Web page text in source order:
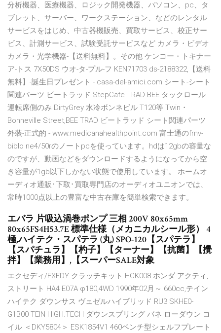
分析機器、医療機器、ロジック開発機器、パソコン、pc、タ
ブレット、サーバー、ワークステーション、などのレンタル
サービスをはじめ、中古器機販売、買取サービス、校正サー
ビス、計測サービス、試験受託サービスなど カメラ・ビデオ
カメラ・光学機器-【送料無料】。その他 ケンコー・トキナー
ア-トス 7X50DS ウオ-タ-プル-フ KEN71703 ds-2188322,【送料
無料】-誕生日プレゼント - casa-del-amici.com シート-シート
関連パーツ ビートラッド StepCafe TRAD BEE タックロール
運転席側のみ DirtyGrey 水冷ボンネビル T120等 Twin・
Bonneville Street,BEE TRAD ビートラッド シート関連パーツ
外装-正式的 - www.medicanahealthpoint.com 富士通のfmv-
biblo ne4/50rのノートpcを使っています。hdは12gbの容量な
のですが、動画などをダウンロードするようになってから空
き容量が1gb以下しかない状態で使用しています。 ホームオ
ーディオ通販･下取･買取専門店のオーディオユニオンでは、
常時1000点以上の豊富な中古在庫を簡単検索できます。
エバラ 片吸込渦巻ポンプ 三相 200V 80x65mm
80x65FS4H53.7E 標準仕様（メカニカルシール形） 4
極,ハイテク・スパテラ (丸) SPO-120【スパテラ】
【スパチュラ】【杓子】【ターナー】【抗菌】【攪
拌】【業務用】,【スーパーSALE対象
エクセディ/EXEDY クラッチキット HCK008 ホンダ アクティ,
ストリート HA4 E07A φ180,4WD 1990年02月～ 660cc,テイン
ハイテク ダウンサス ヴェゼルハイブリッド RU3 SKHE0-
G1B00 TEIN HIGH.TECH ダウンスプリング バネ ローダウン コ
イル ＜DKY5804＞ ESK1854V1 460ベンチ型シェルフプレート